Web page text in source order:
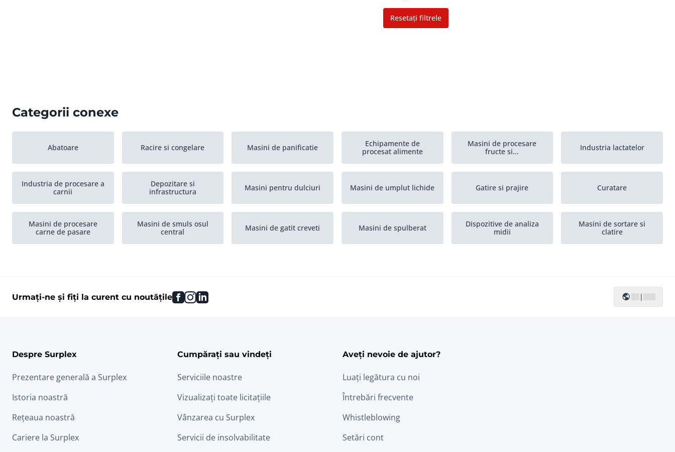
Resetați filtrele
Categorii conexe
Abatoare Racire si congelare Masini de panificatie
Echipamente de
procesat alimente
Masini de procesare
fructe si...
Industria lactatelor
Industria de procesare a
carnii
Depozitare si
infrastructura
Masini pentru dulciuri Masini de umplut lichide Gatire si prajire Curatare
Masini de procesare
carne de pasare
Masini de smuls osul
central
Masini de gatit creveti Masini de spulberat
Dispozitive de analiza
midii
Masini de sortare si
clatire
Masini de decapitat
Alte echipamente
barba midii
Urmați-ne și fiți la curent cu noutățile facebook
instagram
linkedin |
Despre Surplex
Prezentare generală a Surplex
Istoria noastră
Rețeaua noastră
Cariere la Surplex
Cumpărați sau vindeți
Serviciile noastre
Vizualizați toate licitațiile
Vânzarea cu Surplex
Servicii de insolvabilitate
Aveți nevoie de ajutor?
Luați legătura cu noi
Întrebări frecvente
Whistleblowing
Setări cont